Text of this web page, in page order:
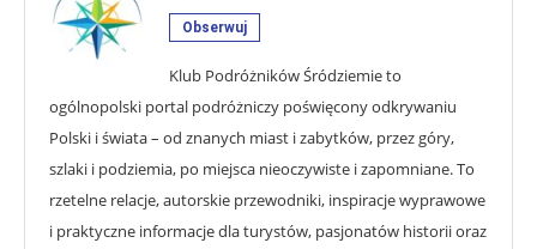
Obserwuj
Klub Podróżników Śródziemie to
ogólnopolski portal podróżniczy poświęcony odkrywaniu
Polski i świata – od znanych miast i zabytków, przez góry,
szlaki i podziemia, po miejsca nieoczywiste i zapomniane. To
rzetelne relacje, autorskie przewodniki, inspiracje wyprawowe
i praktyczne informacje dla turystów, pasjonatów historii oraz